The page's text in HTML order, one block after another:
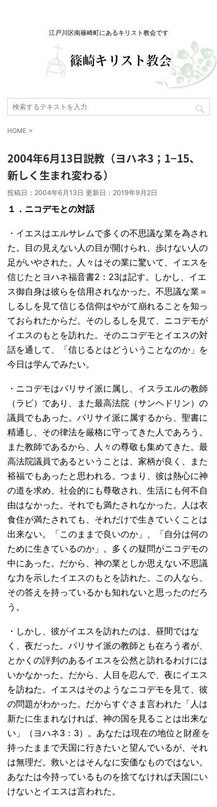
江戸川区南篠崎町にあるキリスト教会です
HOME >
2004年6月13日説教（ヨハネ3；1−15、
新しく生まれ変わる）
投稿日：2004年6月13日 更新日： 2019年9月2日
１．ニコデモとの対話
・イエスはエルサレムで多くの不思議な業を為され
た。目の見えない人の目が開けられ、歩けない人の
足がいやされた。人々はその業に驚いて、イエスを
信じたとヨハネ福音書2：23は記す。しかし、イエ
ス御自身は彼らを信用されなかった。不思議な業＝
しるしを見て信じる信仰はやがて崩れることを知っ
ておられたからだ。そのしるしを見て、ニコデモが
イエスのもとを訪れた。そのニコデモとイエスの対
話を通して、「信じるとはどういうことなのか」を
今日は学んでみたい。
・ニコデモはパリサイ派に属し、イスラエルの教師
（ラビ）であり、また最高法院（サンヘドリン）の
議員でもあった。パリサイ派に属するから、聖書に
精通し、その律法を厳格に守ってきた人であろう。
また教師であるから、人々の尊敬も集めてきた。最
高法院議員であるということは、家柄が良く、また
裕福でもあったと思われる。つまり、彼は熱心に神
の道を求め、社会的にも尊敬され、生活にも何不自
由はなかった。それでも満たされなかった。人は衣
食住が満たされても、それだけで生きていくことは
出来ない。「このままで良いのか」、「自分は何の
ために生きているのか」。多くの疑問がニコデモの
中にあった。だから、神の業としか思えない不思議
な力を示したイエスのもとを訪れた。この人なら、
その答えを持っているかも知れないと思ったのだろ
う。
・しかし、彼がイエスを訪れたのは、昼間ではな
く、夜だった。パリサイ派の教師とも在ろう者が、
とかくの評判のあるイエスを公然と訪れるわけには
いかなかった。だから、人目を忍んで、夜にイエス
を訪ねた。イエスはそのようなニコデモを見て、彼
の問題がわかった。だからすぐさま言われた「人は
新たに生まれなければ、神の国を見ることは出来な
い」（ヨハネ3：3）。あなたは現在の地位と財産を
持ったままで天国に行きたいと望んでいるが、それ
は無理だ。救いとはそんなに安価なものではない。
あなたは今持っているものを捨てなければ天国にい
けないとイエスは言われた。